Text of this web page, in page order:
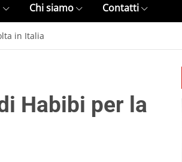
Chi siamo Contatti
in Italia
Habibi per la